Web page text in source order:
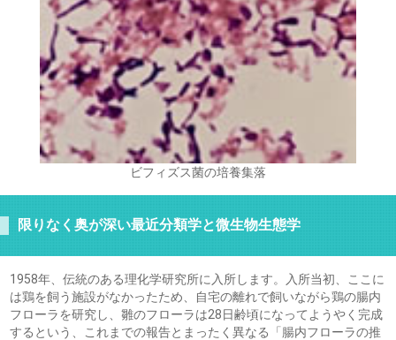
ビフィズス菌の培養集落
限りなく奥が深い最近分類学と微生物生態学
1958年、伝統のある理化学研究所に入所します。入所当初、ここに
は鶏を飼う施設がなかったため、自宅の離れで飼いながら鶏の腸内
フローラを研究し、雛のフローラは28日齢頃になってようやく完成
するという、これまでの報告とまったく異なる「腸内フローラの推